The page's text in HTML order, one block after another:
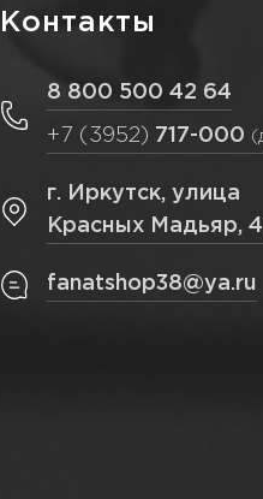
Контакты
8 800 500 42 64
+7 (3952) 717-000
г. Иркутск, улица
Красных Мадьяр,
fanatshop38@ya.ru